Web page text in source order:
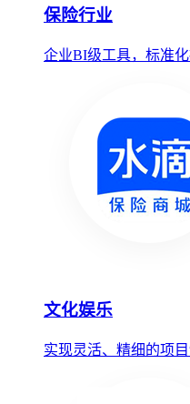
保险行业
企业BI级工具，标准
文化娱乐
实现灵活、精细的项